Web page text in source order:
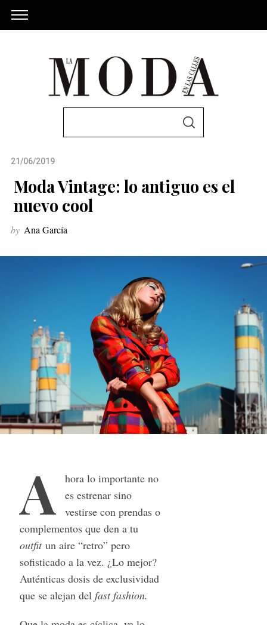
c
f
o
S
21/06/2019
Moda Vintage: lo antiguo es el
nuevo cool
by Ana García
A
hora lo importante no
es estrenar sino
vestirse con prendas o
complementos que den a tu
outfit un aire “retro” pero
sofisticado a la vez. ¿Lo mejor?
Auténticas dosis de exclusividad
que se alejan del fast fashion.